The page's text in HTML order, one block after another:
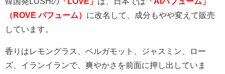
（ROVE パフューム） に改名して、成分もやや変えて販売
しています。
香りはレモングラス、ベルガモット、ジャスミン、ロー
ズ、イランイランで、爽やかさを前面に押し出していま